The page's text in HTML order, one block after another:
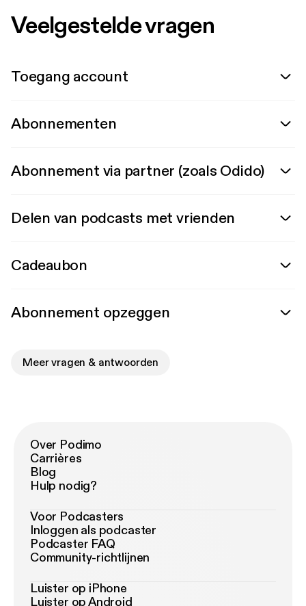
Veelgestelde vragen
Toegang account
Abonnementen
Abonnement via partner (zoals Odido)
Delen van podcasts met vrienden
Cadeaubon
Abonnement opzeggen
Meer vragen & antwoorden
Over Podimo
Carrières
Blog
Hulp nodig?
Voor Podcasters
Inloggen als podcaster
Podcaster FAQ
Community-richtlijnen
Luister op iPhone
Luister op Android